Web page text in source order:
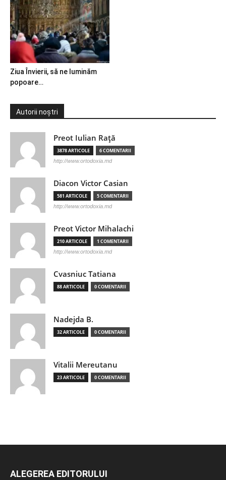
Ziua Învierii, să ne luminăm
popoare…
Autorii noștri
Preot Iulian Raţă
3878 ARTICOLE 6 COMENTARII
http://www.ortodoxia.md
Diacon Victor Casian
581 ARTICOLE 5 COMENTARII
http://www.ortodoxia.md
Preot Victor Mihalachi
210 ARTICOLE 1 COMENTARII
http://www.ortodoxia.md
Cvasniuc Tatiana
88 ARTICOLE 0 COMENTARII
Nadejda B.
32 ARTICOLE 0 COMENTARII
Vitalii Mereutanu
23 ARTICOLE 0 COMENTARII
ALEGEREA EDITORULUI